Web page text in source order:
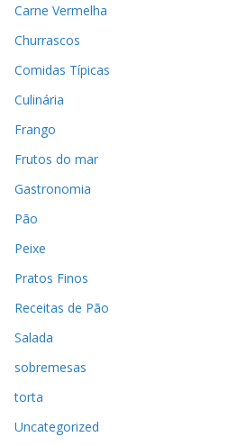
Carne Vermelha
Churrascos
Comidas Típicas
Culinária
Frango
Frutos do mar
Gastronomia
Pão
Peixe
Pratos Finos
Receitas de Pão
Salada
sobremesas
torta
Uncategorized